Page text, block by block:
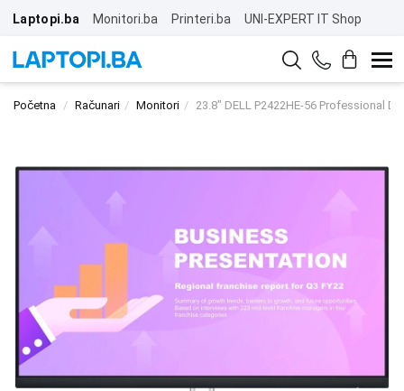
Laptopi.ba Monitori.ba Printeri.ba UNI-EXPERT IT Shop
Početna Računari Monitori 23.8" DELL P2422HE-56 Professional